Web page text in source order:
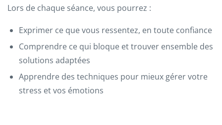
Lors de chaque séance, vous pourrez :
Exprimer ce que vous ressentez, en toute confiance
Comprendre ce qui bloque et trouver ensemble des
solutions adaptées
Apprendre des techniques pour mieux gérer votre
stress et vos émotions